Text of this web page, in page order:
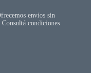
envíos sin
condiciones